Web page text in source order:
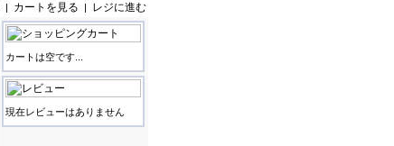
| カートを見る | レジに進む
カートは空です...
現在レビューはありません